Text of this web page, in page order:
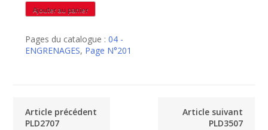
quantité
de
Ajouter au panier
Pages du catalogue :04 -
ENGRENAGES, Page N°201
Article précédent
PLD2707
Article suivant
PLD3507